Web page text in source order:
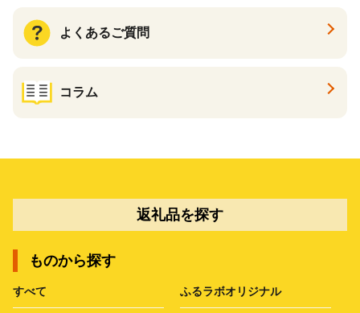
よくあるご質問
コラム
返礼品を探す
ものから探す
すべて ふるラボオリジナル